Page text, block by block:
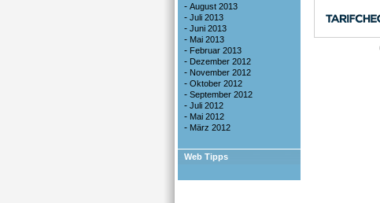
- August 2013
- Juli 2013
- Juni 2013
- Mai 2013
- Februar 2013
- Dezember 2012
- November 2012
- Oktober 2012
- September 2012
- Juli 2012
- Mai 2012
- März 2012
Web Tipps